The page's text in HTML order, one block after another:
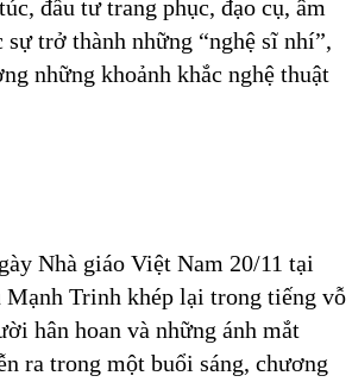
đầu tư trang phục, đạo cụ, âm
sự trở thành những “nghệ sĩ nhí”,
những khoảnh khắc nghệ thuật
Nhà giáo Việt Nam 20/11 tại
Mạnh Trinh khép lại trong tiếng vỗ
hân hoan và những ánh mắt
ra trong một buổi sáng, chương